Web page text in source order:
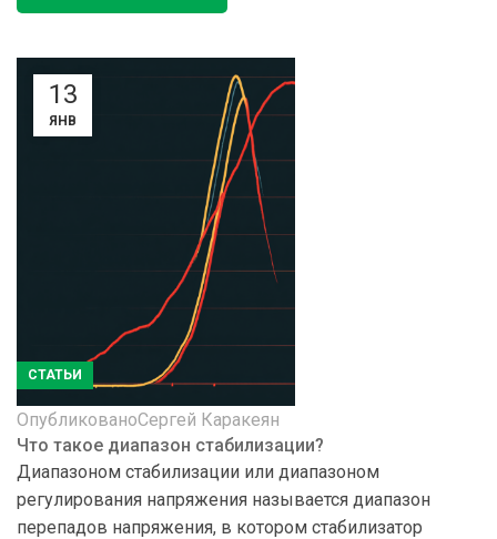
13
ЯНВ
СТАТЬИ
ОпубликованоСергей Каракеян
Что такое диапазон стабилизации?
Диапазоном стабилизации или диапазоном
регулирования напряжения называется диапазон
перепадов напряжения, в котором стабилизатор